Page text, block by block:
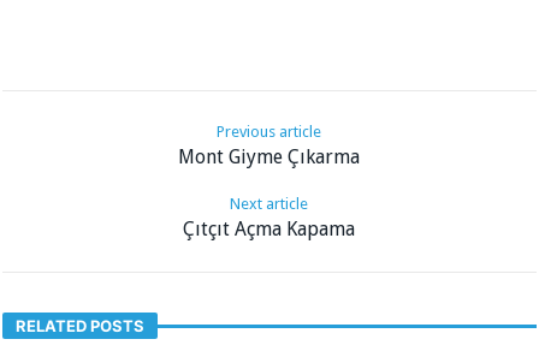
Previous article
Mont Giyme Çıkarma
Next article
Çıtçıt Açma Kapama
RELATED POSTS